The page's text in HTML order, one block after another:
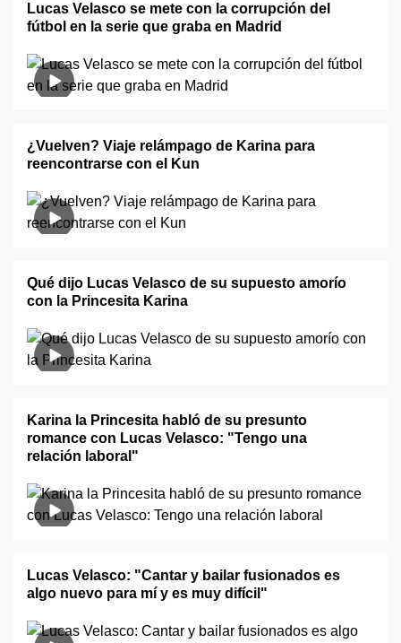
Lucas Velasco se mete con la corrupción del
fútbol en la serie que graba en Madrid
¿Vuelven? Viaje relámpago de Karina para
reencontrarse con el Kun
Qué dijo Lucas Velasco de su supuesto amorío
con la Princesita Karina
Karina la Princesita habló de su presunto
romance con Lucas Velasco: "Tengo una
relación laboral"
Lucas Velasco: "Cantar y bailar fusionados es
algo nuevo para mí y es muy difícil"